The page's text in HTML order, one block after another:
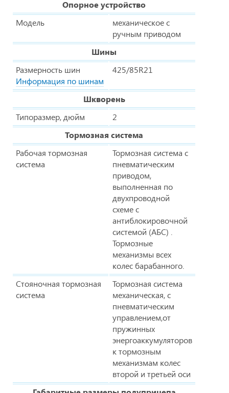
Опорное устройство
Модель
механическое с
ручным приводом
Шины
Размерность шин
Информация по шинам
425/85R21
Шкворень
Типоразмер, дюйм
2
Тормозная система
Рабочая тормозная
система
Тормозная система с
пневматическим
приводом,
выполненная по
двухпроводной
схеме с
антиблокировочной
системой (АБС) .
Тормозные
механизмы всех
колес барабанного.
Стояночная тормозная
система
Тормозная система
механическая, с
пневматическим
управлением,от
пружинных
энергоаккумуляторов
к тормозным
механизмам колес
второй и третьей оси